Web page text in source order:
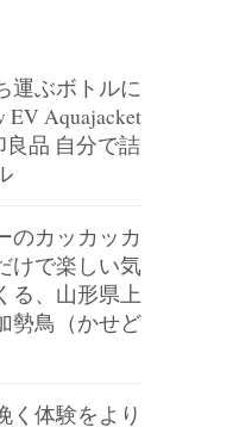
り
運ぶボトルに
EV Aquajacket
良品 自分で詰
のカッカッカ
で楽しい気
る、山形県上
勢鳥（かせど
く体験をより